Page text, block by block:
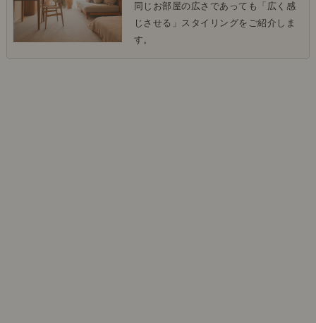
同じお部屋の広さであっても「広く感
じさせる」スタイリングをご紹介しま
す。